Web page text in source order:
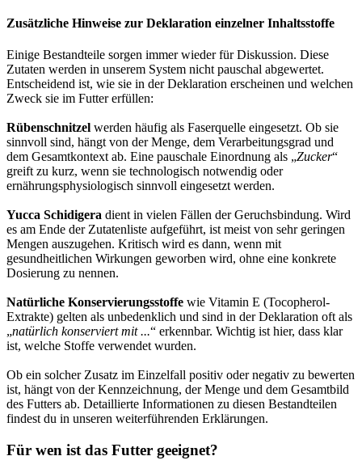
Zusätzliche Hinweise zur Deklaration einzelner Inhaltsstoffe
Einige Bestandteile sorgen immer wieder für Diskussion. Diese
Zutaten werden in unserem System nicht pauschal abgewertet.
Entscheidend ist, wie sie in der Deklaration erscheinen und welchen
Zweck sie im Futter erfüllen:
Rübenschnitzel werden häufig als Faserquelle eingesetzt. Ob sie
sinnvoll sind, hängt von der Menge, dem Verarbeitungsgrad und
dem Gesamtkontext ab. Eine pauschale Einordnung als „Zucker“
greift zu kurz, wenn sie technologisch notwendig oder
ernährungsphysiologisch sinnvoll eingesetzt werden.
Yucca Schidigera dient in vielen Fällen der Geruchsbindung. Wird
es am Ende der Zutatenliste aufgeführt, ist meist von sehr geringen
Mengen auszugehen. Kritisch wird es dann, wenn mit
gesundheitlichen Wirkungen geworben wird, ohne eine konkrete
Dosierung zu nennen.
Natürliche Konservierungsstoffe wie Vitamin E (Tocopherol-
Extrakte) gelten als unbedenklich und sind in der Deklaration oft als
„natürlich konserviert mit ...“ erkennbar. Wichtig ist hier, dass klar
ist, welche Stoffe verwendet wurden.
Ob ein solcher Zusatz im Einzelfall positiv oder negativ zu bewerten
ist, hängt von der Kennzeichnung, der Menge und dem Gesamtbild
des Futters ab. Detaillierte Informationen zu diesen Bestandteilen
findest du in unseren weiterführenden Erklärungen.
Für wen ist das Futter geeignet?